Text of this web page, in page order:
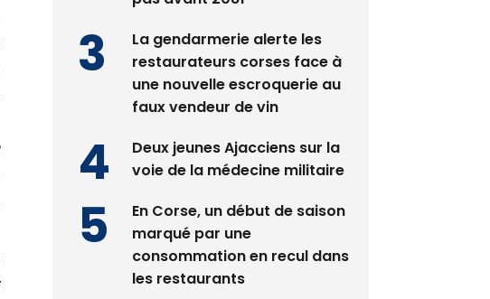
La gendarmerie alerte les
restaurateurs corses face à
une nouvelle escroquerie au
faux vendeur de vin
Deux jeunes Ajacciens sur la
voie de la médecine militaire
En Corse, un début de saison
marqué par une
consommation en recul dans
les restaurants